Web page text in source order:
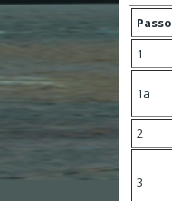
Passo
1
1a
2
3